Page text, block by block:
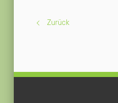
Zurück